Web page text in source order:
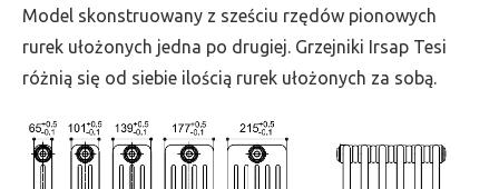
2500,
szer.
270,
2497
Model skonstruowany z sześciu rzędów pionowych
rurek ułożonych jedna po drugiej. Grzejniki Irsap Tesi
różnią się od siebie ilością rurek ułożonych za sobą.